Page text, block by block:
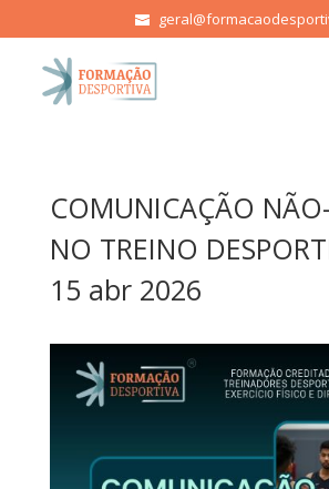
COMUNICAÇÃO
NO TREINO
15 abr 2026